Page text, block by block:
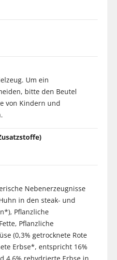
Um ein
bitte den Beutel
von Kindern und
Nebenerzeugnisse
in den steak- und
Pflanzliche
Pflanzliche
(0,3% getrocknete Rote
Erbse*, entspricht 16%
4,6% rehydrierte Erbse in